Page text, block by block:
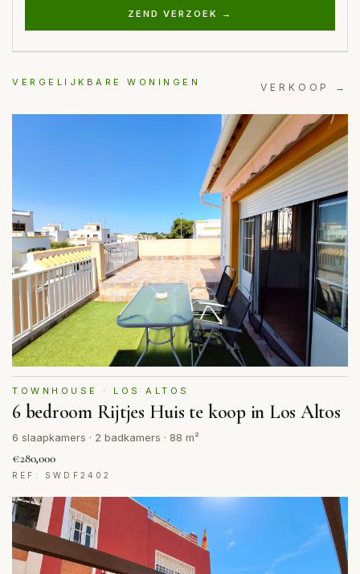
ZEND VERZOEK →
VERGELIJKBARE WONINGEN VERKOOP →
TOWNHOUSE · LOS ALTOS
6 bedroom Rijtjes Huis te koop in Los Altos
6 slaapkamers · 2 badkamers · 88 m²
€280,000
REF: SWDF2402